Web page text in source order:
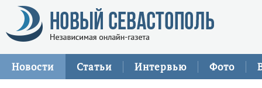
Новости Статьи Интервью Фото